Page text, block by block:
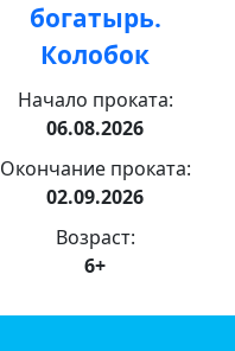
богатырь.
Колобок
Начало проката:
06.08.2026
Окончание проката:
02.09.2026
Возраст:
6+